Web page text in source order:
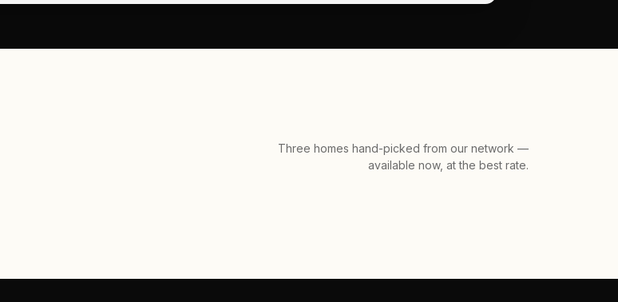
Three homes hand-picked from our network —
available now, at the best rate.